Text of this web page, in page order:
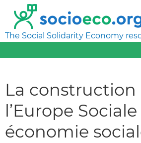
The Social Solidarity Economy
La construction
l’Europe
économie